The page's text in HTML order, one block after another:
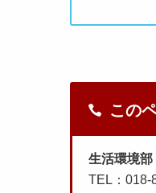
この
生活環境部
TEL：018-